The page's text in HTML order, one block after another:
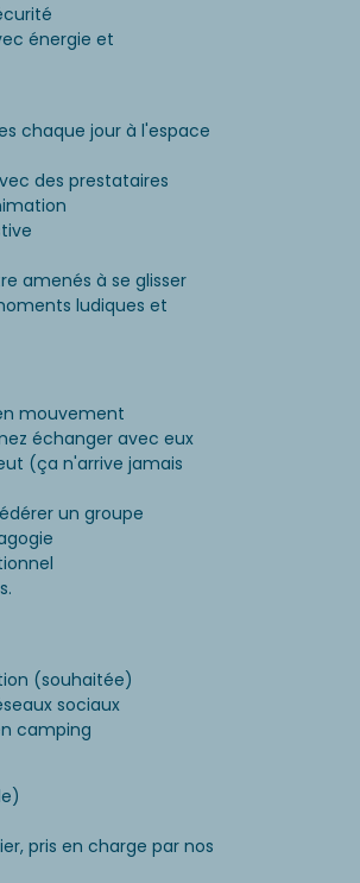
énergie et
chaque jour à l'espace
des prestataires
amenés à se glisser
ludiques et
mouvement
échanger avec eux
(ça n'arrive jamais
un groupe
(souhaitée)
sociaux
camping
pris en charge par nos